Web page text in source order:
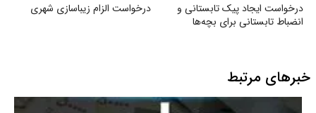
درخواست ایجاد پیک تابستانی و
انضباط تابستانی برای بچه‌ها
درخواست الزام زیبا‌سازی شهری
خبرهای مرتبط